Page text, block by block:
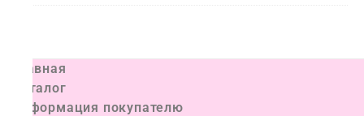
Главная
Каталог
Информация покупателю